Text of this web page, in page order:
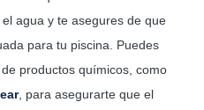
agua y te asegures de que
para tu piscina. Puedes
productos químicos, como
, para asegurarte que el